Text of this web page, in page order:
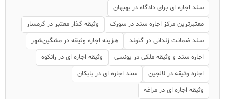
سند اجاره ای برای دادگاه در بهبهان
معتبرترین مرکز اجاره سند در سورک
وثیقه گذار معتبر در گرمسار
سند ضمانت زندانی در گتوند
هزینه اجاره وثیقه در مشگین‌شهر
اجاره سند و وثیقه ملکی در یونسی
وثیقه اجاره ای در رانکوه
اجاره وثیقه در لالجین
سند اجاره ای در بابکان
وثیقه اجاره ای در مراغه